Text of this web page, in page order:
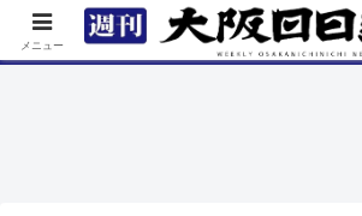
TOP 特集 ニュース 連載
メニュー